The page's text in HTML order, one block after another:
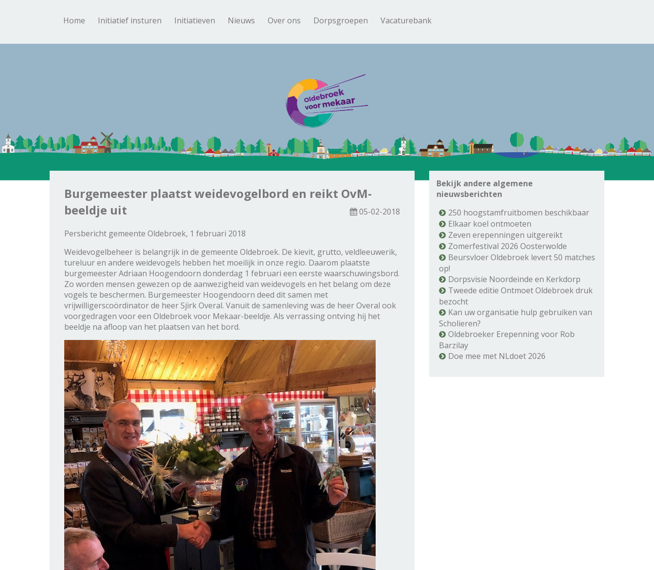
Home Initiatief insturen Initiatieven Nieuws Over ons Dorpsgroepen Vacaturebank
Burgemeester plaatst weidevogelbord en reikt OvM-
beeldje uit
05-02-2018
Persbericht gemeente Oldebroek, 1 februari 2018
Weidevogelbeheer is belangrijk in de gemeente Oldebroek. De kievit, grutto, veldleeuwerik,
tureluur en andere weidevogels hebben het moeilijk in onze regio. Daarom plaatste
burgemeester Adriaan Hoogendoorn donderdag 1 februari een eerste waarschuwingsbord.
Zo worden mensen gewezen op de aanwezigheid van weidevogels en het belang om deze
vogels te beschermen. Burgemeester Hoogendoorn deed dit samen met
vrijwilligerscoördinator de heer Sjirk Overal. Vanuit de samenleving was de heer Overal ook
voorgedragen voor een Oldebroek voor Mekaar-beeldje. Als verrassing ontving hij het
beeldje na afloop van het plaatsen van het bord.
Bekijk andere algemene
nieuwsberichten
250 hoogstamfruitbomen beschikbaar
Elkaar koel ontmoeten
Zeven erepenningen uitgereikt
Zomerfestival 2026 Oosterwolde
Beursvloer Oldebroek levert 50 matches
op!
Dorpsvisie Noordeinde en Kerkdorp
Tweede editie Ontmoet Oldebroek druk
bezocht
Kan uw organisatie hulp gebruiken van
Scholieren?
Oldebroeker Erepenning voor Rob
Barzilay
Doe mee met NLdoet 2026